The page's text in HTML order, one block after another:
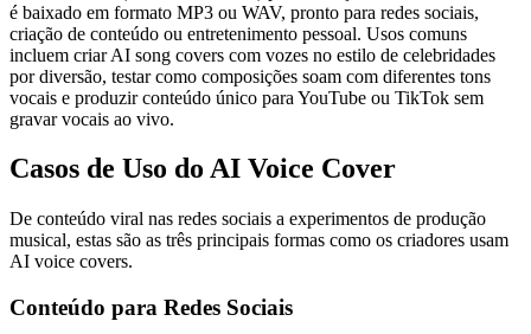
é baixado em formato MP3 ou WAV, pronto para redes sociais,
criação de conteúdo ou entretenimento pessoal. Usos comuns
incluem criar AI song covers com vozes no estilo de celebridades
por diversão, testar como composições soam com diferentes tons
vocais e produzir conteúdo único para YouTube ou TikTok sem
gravar vocais ao vivo.
Casos de Uso do AI Voice Cover
De conteúdo viral nas redes sociais a experimentos de produção
musical, estas são as três principais formas como os criadores usam
AI voice covers.
Conteúdo para Redes Sociais